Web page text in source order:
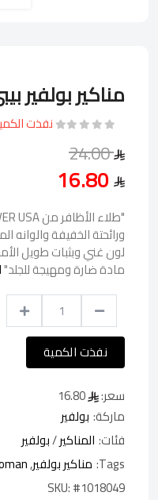
مناكير بولفير بيبي
نفذت
24.00
ورائحتة الخفيفة
مادة ضارة ومهيجة للجلد"
نفذت الكمية
سعر:
ماركة: بولفير
فئات: المناكير/بولفير
Tags: مناكير بولفير,
SKU:#1018049